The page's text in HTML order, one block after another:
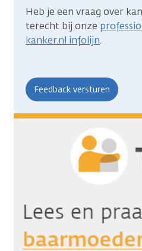
Heb je een vraag over
terecht bij onze
kanker.nl infolijn.